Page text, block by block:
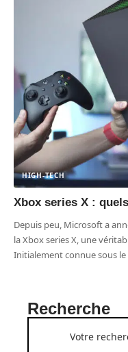
HIGH-TECH
Xbox series X :
Depuis peu, Microsoft a
la Xbox series X, une
Initialement connue sous
Recherche